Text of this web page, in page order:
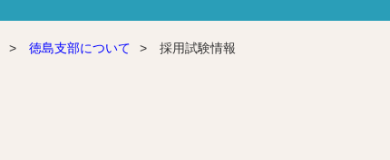
> 徳島支部について > 採用試験情報